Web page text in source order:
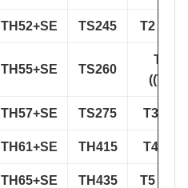
TH52+SE TS245 T2
TH55+SE TS260
T2.5
((T55)
TH57+SE TS275 T3(T57)
TH61+SE TH415 T4(T61)
TH65+SE TH435 T5